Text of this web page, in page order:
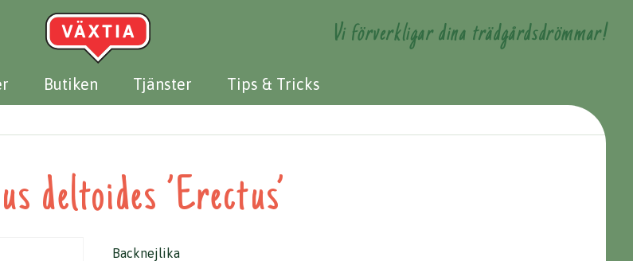
Butiken Tjänster Tips & Tricks
Vi förverkligar dina trädgårdsdrömmar!
deltoides ’Erectus’
Backnejlika